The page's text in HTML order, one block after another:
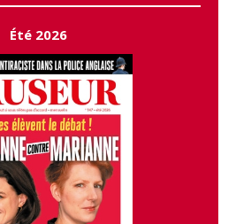
Été 2026